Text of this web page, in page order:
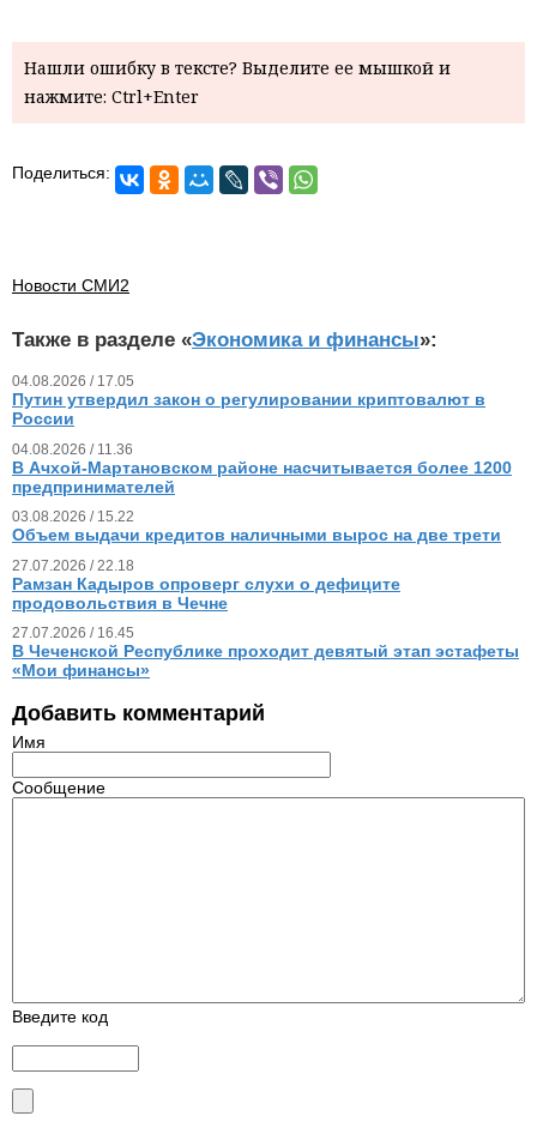
Нашли ошибку в тексте? Выделите ее мышкой и
нажмите: Ctrl+Enter
Поделиться:
Новости СМИ2
Также в разделе «Экономика и финансы»:
04.08.2026 / 17.05
Путин утвердил закон о регулировании криптовалют в
России
04.08.2026 / 11.36
В Ачхой-Мартановском районе насчитывается более 1200
предпринимателей
03.08.2026 / 15.22
Объем выдачи кредитов наличными вырос на две трети
27.07.2026 / 22.18
Рамзан Кадыров опроверг слухи о дефиците
продовольствия в Чечне
27.07.2026 / 16.45
В Чеченской Республике проходит девятый этап эстафеты
«Мои финансы»
Добавить комментарий
Имя
Сообщение
Введите код